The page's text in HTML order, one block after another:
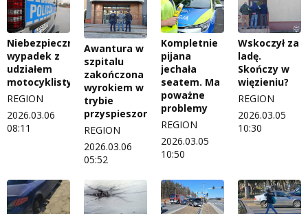
Niebezpieczny
wypadek z
udziałem
motocyklisty
REGION
2026.03.06
08:11
Awantura w
szpitalu
zakończona
wyrokiem w
trybie
przyspieszonym
REGION
2026.03.06
05:52
Kompletnie
pijana
jechała
seatem. Ma
poważne
problemy
REGION
2026.03.05
10:50
Wskoczył za
ladę.
Skończy w
więzieniu?
REGION
2026.03.05
10:30